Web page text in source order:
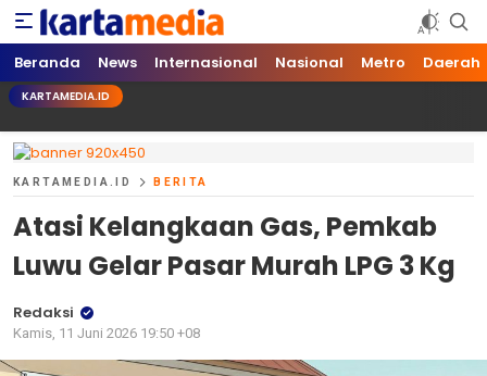
kartamedia.id
Jujur Mengabari
Beranda News Internasional Nasional Metro Daerah
KARTAMEDIA.ID
KARTAMEDIA.ID BERITA
Atasi Kelangkaan Gas, Pemkab
Luwu Gelar Pasar Murah LPG 3 Kg
Redaksi
Kamis, 11 Juni 2026 19:50 +08